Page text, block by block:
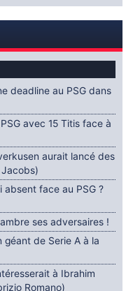
deadline au PSG dans
avec 15 Titis face à
aurait lancé des
absent face au PSG ?
ses adversaires !
géant de Serie A à la
à Ibrahim
Romano)